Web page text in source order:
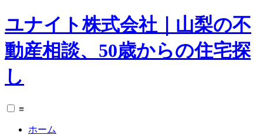
ユナイト株式会社｜山梨の不
動産相談、50歳からの住宅探
し
≡
ホーム